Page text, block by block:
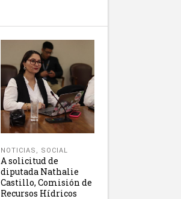
NOTICIAS , SOCIAL
A solicitud de
diputada Nathalie
Castillo, Comisión de
Recursos Hídricos